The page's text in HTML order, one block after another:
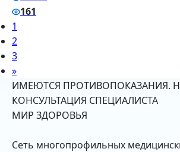
161
1
2
3
»
ИМЕЮТСЯ ПРОТИВОПОКАЗАНИЯ.
КОНСУЛЬТАЦИЯ СПЕЦИАЛИСТА
МИР ЗДОРОВЬЯ
Сеть многопрофильных